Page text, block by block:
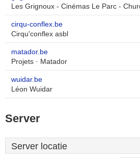
Les Grignoux - Cinémas Le Parc -
cirqu-conflex.be
Cirqu'conflex asbl
matador.be
Projets · Matador
wuidar.be
Léon Wuidar
Server
Server locatie